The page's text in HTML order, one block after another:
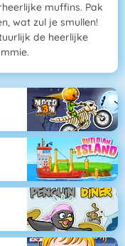
muffins. Pak
wat zul je smullen!
de heerlijke